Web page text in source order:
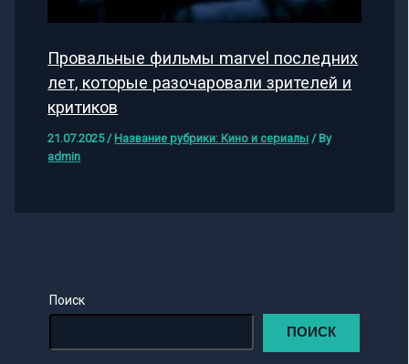
Провальные фильмы marvel последних
лет, которые разочаровали зрителей и
критиков
21.07.2025 / Название рубрики: Кино и сериалы / By
admin
Поиск
ПОИСК